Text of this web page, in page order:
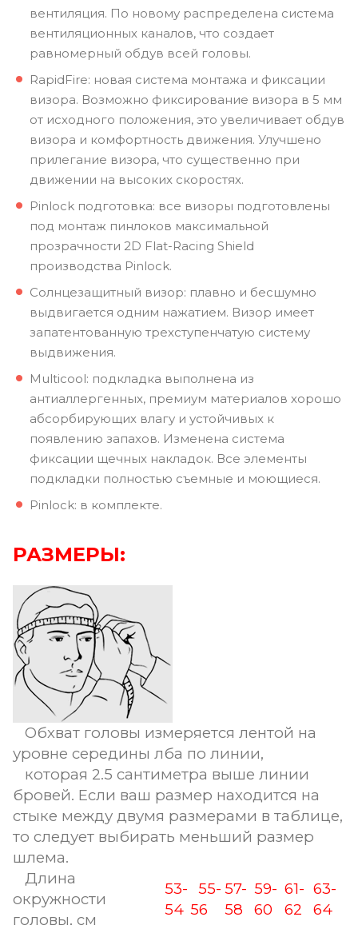
вентиляция. По новому распределена система
вентиляционных каналов, что создает
равномерный обдув всей головы.
RapidFire: новая система монтажа и фиксации
визора. Возможно фиксирование визора в 5 мм
от исходного положения, это увеличивает обдув
визора и комфортность движения. Улучшено
прилегание визора, что существенно при
движении на высоких скоростях.
Pinlock подготовка: все визоры подготовлены
под монтаж пинлоков максимальной
прозрачности 2D Flat-Racing Shield
производства Pinlock.
Солнцезащитный визор: плавно и бесшумно
выдвигается одним нажатием. Визор имеет
запатентованную трехступенчатую систему
выдвижения.
Multicool: подкладка выполнена из
антиаллергенных, премиум материалов хорошо
абсорбирующих влагу и устойчивых к
появлению запахов. Изменена система
фиксации щечных накладок. Все элементы
подкладки полностью съемные и моющиеся.
Pinlock: в комплекте.
РАЗМЕРЫ:
Обхват головы измеряется лентой на
уровне середины лба по линии,
которая 2.5 сантиметра выше линии
бровей. Если ваш размер находится на
стыке между двумя размерами в таблице,
то следует выбирать меньший размер
шлема.
Длина
окружности
головы, см
53-
54
55-
56
57-
58
59-
60
61-
62
63-
64